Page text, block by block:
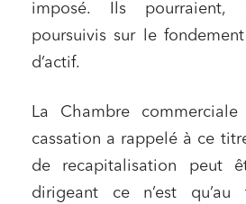
imposé. Ils
poursuivis sur le
d’actif.
La Chambre
cassation a rappelé à ce
de recapitalisation peut
dirigeant ce n’est